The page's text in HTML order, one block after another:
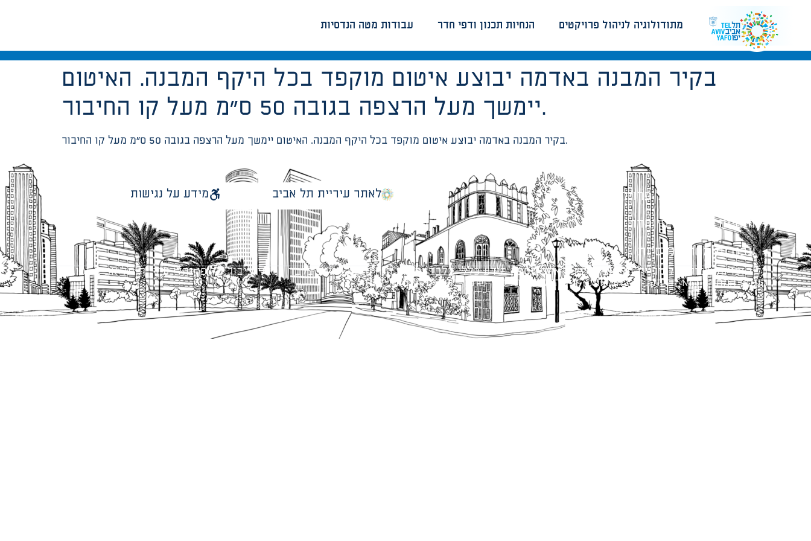
עבודות מטה הנדסיות הנחיות תכנון ודפי חדר מתודולוגיה לניהול פרויקטים
בקיר המבנה באדמה יבוצע איטום מוקפד בכל היקף המבנה. האיטום
יימשך מעל הרצפה בגובה 50 ס”מ מעל קו החיבור.
בקיר המבנה באדמה יבוצע איטום מוקפד בכל היקף המבנה. האיטום יימשך מעל הרצפה בגובה 50 ס”מ מעל קו החיבור.
עבודות מטה הנדסיות
הנחיות תכנון ודפי חדר
מתודולוגיה לניהול פרויקטים לאתר עיריית תל אביב מידע על נגישות
כל הזכויות שמורות לעיריית תל-אביב-יפו. האתר מספק מידע כללי בלבד ומאגד הנחיות תכנוניות בלבד למבני ציבור על פי נהלי עיריית תל אביב-יפו.
הנוסח המחייב הוא זה הקבוע בהוראות הדין הרלוונטיות כפי שתהיינה בתוקף מעת לעת.